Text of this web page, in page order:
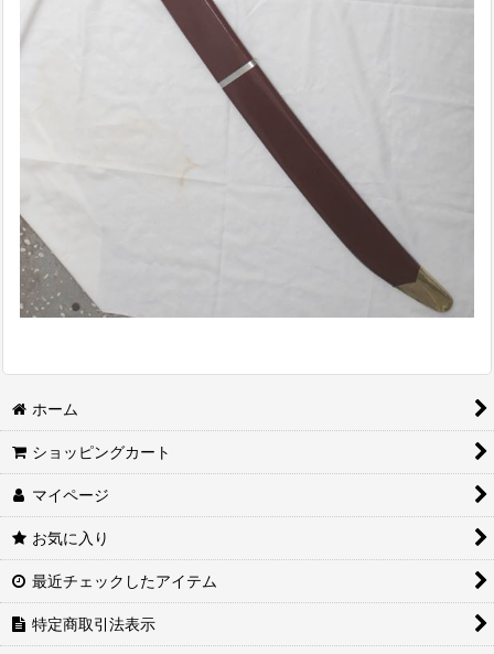
ホーム
ショッピングカート
マイページ
お気に入り
最近チェックしたアイテム
特定商取引法表示